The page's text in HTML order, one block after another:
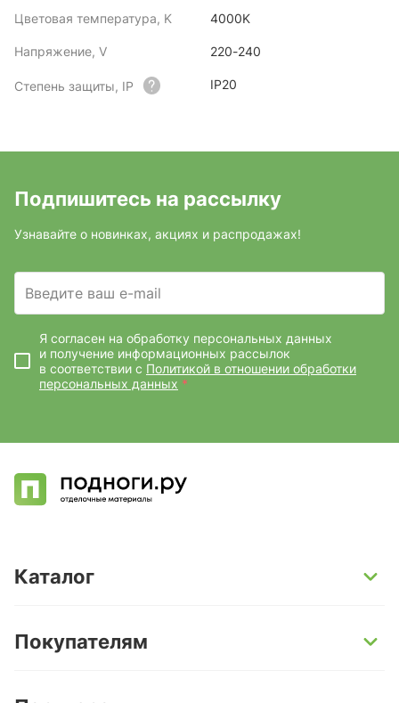
Цветовая температура, K 4000K
Напряжение, V 220-240
Степень защиты, IP IP20
Подпишитесь на рассылку
Узнавайте о новинках, акциях и распродажах!
Введите ваш e-mail
Я согласен на обработку персональных данных
и получение информационных рассылок
в соответствии с Политикой в отношении обработки
персональных данных *
Каталог
Кварц-винил и LVT-плитка
Покупателям